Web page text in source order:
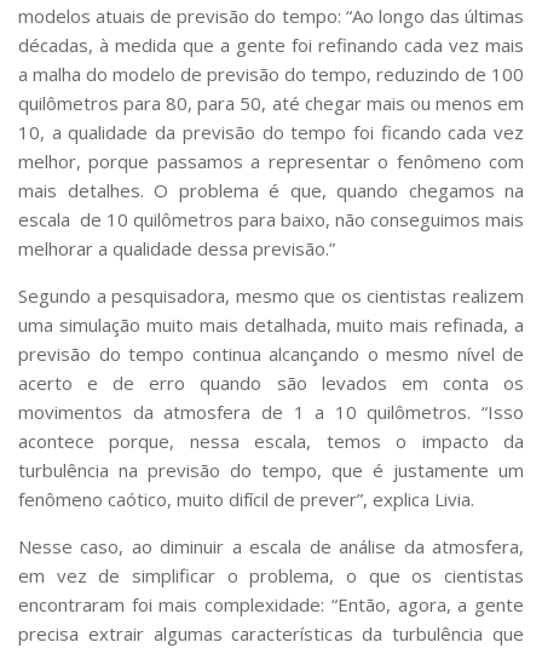
modelos atuais de previsão do tempo: “Ao longo das últimas
décadas, à medida que a gente foi refinando cada vez mais
a malha do modelo de previsão do tempo, reduzindo de 100
quilômetros para 80, para 50, até chegar mais ou menos em
10, a qualidade da previsão do tempo foi ficando cada vez
melhor, porque passamos a representar o fenômeno com
mais detalhes. O problema é que, quando chegamos na
escala de 10 quilômetros para baixo, não conseguimos mais
melhorar a qualidade dessa previsão.”
Segundo a pesquisadora, mesmo que os cientistas realizem
uma simulação muito mais detalhada, muito mais refinada, a
previsão do tempo continua alcançando o mesmo nível de
acerto e de erro quando são levados em conta os
movimentos da atmosfera de 1 a 10 quilômetros. “Isso
acontece porque, nessa escala, temos o impacto da
turbulência na previsão do tempo, que é justamente um
fenômeno caótico, muito difícil de prever”, explica Livia.
Nesse caso, ao diminuir a escala de análise da atmosfera,
em vez de simplificar o problema, o que os cientistas
encontraram foi mais complexidade: “Então, agora, a gente
precisa extrair algumas características da turbulência que